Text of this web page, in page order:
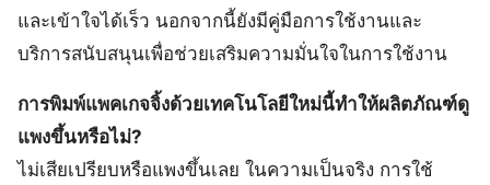
และเข้าใจได้เร็ว นอกจากนี้ยังมีคู่มือการใช้งานและ
บริการสนับสนุนเพื่อช่วยเสริมความมั่นใจในการใช้งาน
การพิมพ์แพคเกจจิ้งด้วยเทคโนโลยีใหม่นี้ทำให้ผลิตภัณฑ์ดู
แพงขึ้นหรือไม่?
ไม่เสียเปรียบหรือแพงขึ้นเลย ในความเป็นจริง การใช้